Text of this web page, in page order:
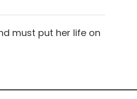
must put her life on